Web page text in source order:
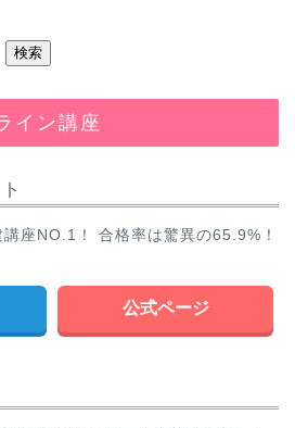
検索
イン講座
座NO.1！ 合格率は驚異の65.9%！
公式ページ